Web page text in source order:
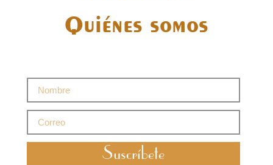
Quiénes somos
Suscríbete